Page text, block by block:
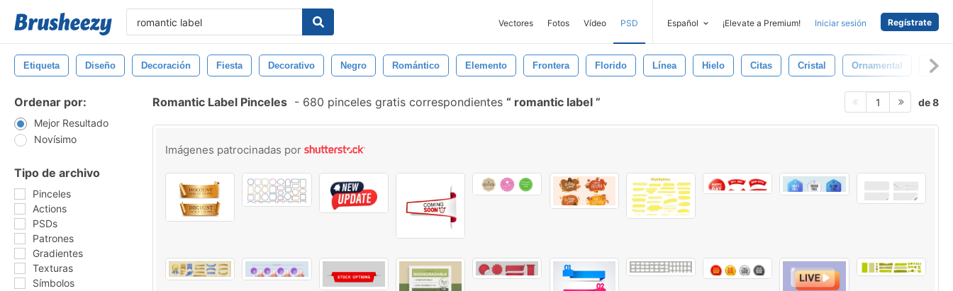
Vectores Fotos Vídeo PSD Español ¡Elevate a Premium! Iniciar sesión Regístrate
Etiqueta Diseño Decoración Fiesta Decorativo Negro Romántico Elemento Frontera Florido Línea Hielo Citas Cristal Ornamental
Ordenar por:
Mejor Resultado
Novísimo
Tipo de archivo
Pinceles
Actions
PSDs
Patrones
Gradientes
Texturas
Símbolos
Romantic Label Pinceles - 680 pinceles gratis correspondientes romantic label 1 de 8
Imágenes patrocinadas por